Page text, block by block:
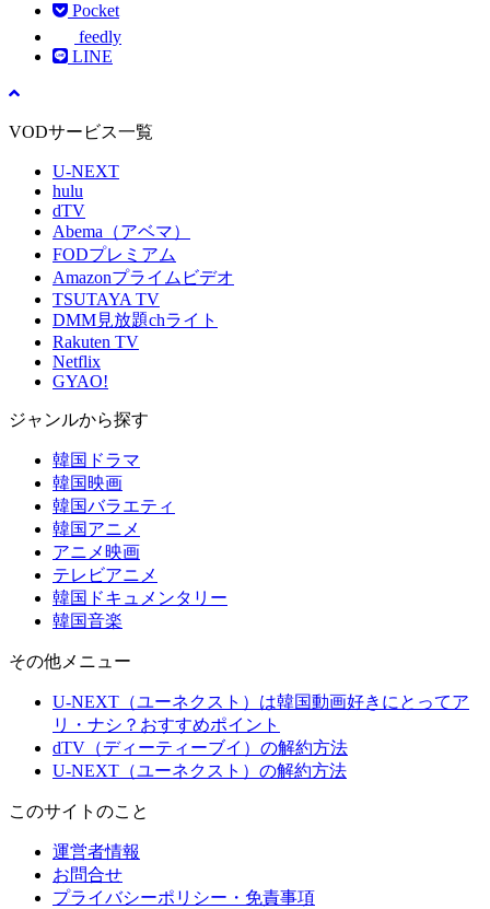
Pocket
feedly
LINE
VODサービス一覧
U-NEXT
hulu
dTV
Abema（アベマ）
FODプレミアム
Amazonプライムビデオ
TSUTAYA TV
DMM見放題chライト
Rakuten TV
Netflix
GYAO!
ジャンルから探す
韓国ドラマ
韓国映画
韓国バラエティ
韓国アニメ
アニメ映画
テレビアニメ
韓国ドキュメンタリー
韓国音楽
その他メニュー
U-NEXT（ユーネクスト）は韓国動画好きにとってア
リ・ナシ？おすすめポイント
dTV（ディーティーブイ）の解約方法
U-NEXT（ユーネクスト）の解約方法
このサイトのこと
運営者情報
お問合せ
プライバシーポリシー・免責事項